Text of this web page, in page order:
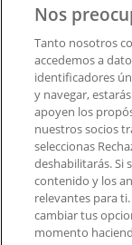
Contacto
Tienda mal
Notificar un
aplicación?
Índices
Nos
Tanto nosotros
accedemos a
identificadores
y navegar,
apoyen los
nuestros socios
seleccionas
deshabilitarás. Si
contenido y los
relevantes para
cambiar tus
momento